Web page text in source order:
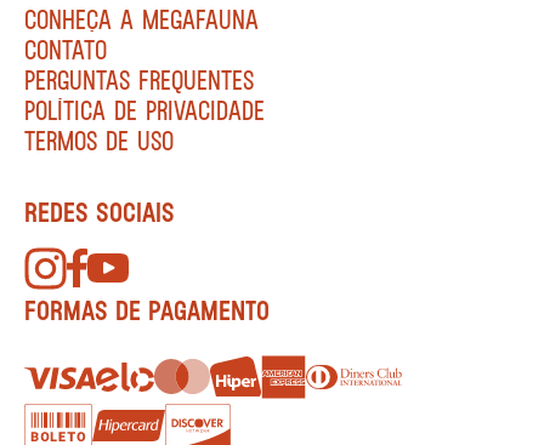
CONHEÇA A MEGAFAUNA
CONTATO
PERGUNTAS FREQUENTES
POLÍTICA DE PRIVACIDADE
TERMOS DE USO
REDES SOCIAIS
FORMAS DE PAGAMENTO